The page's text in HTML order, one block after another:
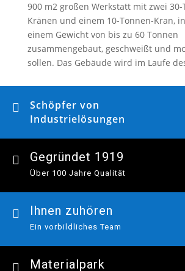
900 m2 großen Werkstatt mit zwei 30-
Kränen und einem 10-Tonnen-Kran,
einem Gewicht von bis zu 60 Tonnen
zusammengebaut, geschweißt und
sollen. Das Gebäude wird im Laufe

Schöpfer von
Industrielösungen
 Gegründet 1919
Über 100 Jahre Qualität
 Ihnen zuhören
Ein vorbildliches Team
 Materialpark